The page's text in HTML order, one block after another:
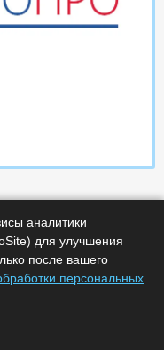
лицензий :
аналитики
для улучшения
после вашего
персональных